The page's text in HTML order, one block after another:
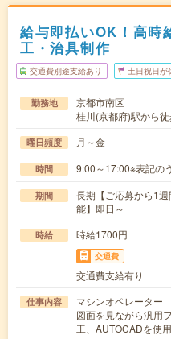
給与即払いOK！高時
工・治具制作
交通費別途支給あり 土日祝日が
勤務地
京都市南区
桂川(京都府)駅から
曜日頻度 月～金
時間 9:00～17:00※表記の
期間
長期【ご応募から1
能】即日～
時給 時給1700円
交通費
交通費支給有り
仕事内容
マシンオペレーター
図面を見ながら汎用
工、AUTOCADを使